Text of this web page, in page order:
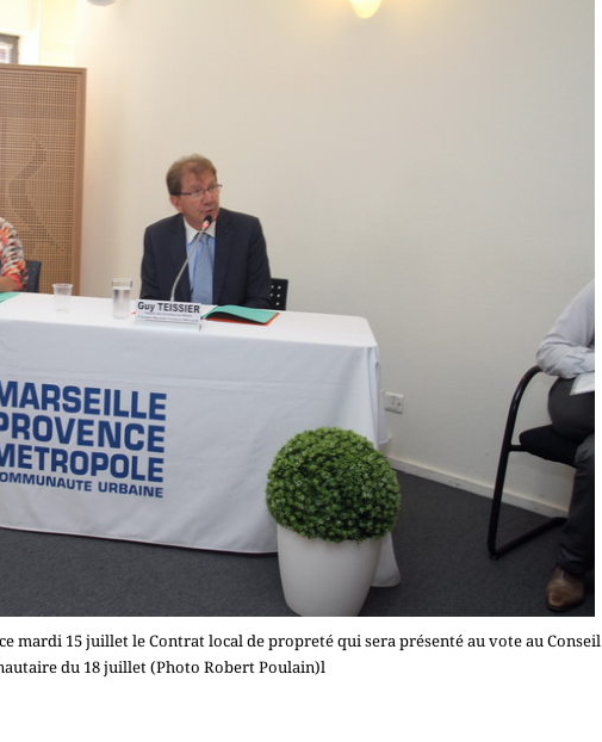
mardi 15 juillet le Contrat local de propreté qui sera présenté au vote au Conseil
du 18 juillet (Photo Robert Poulain)l